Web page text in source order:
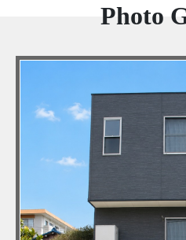
Photo